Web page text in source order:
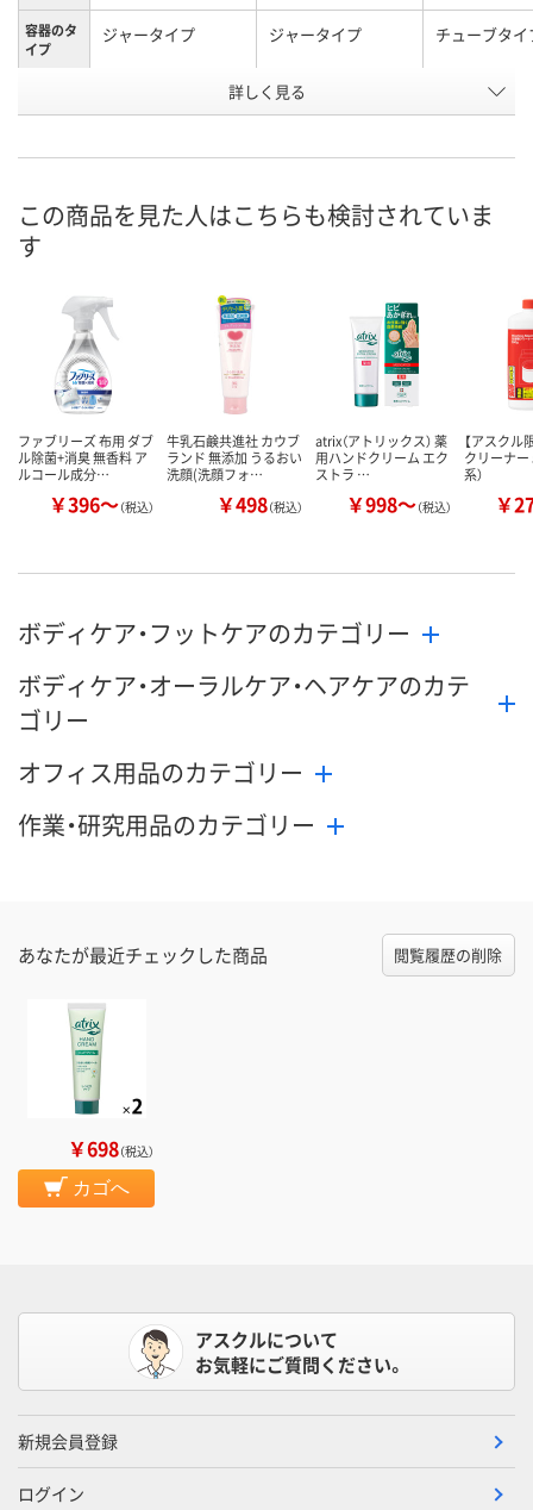
容器のタ
イプ
ジャータイプ ジャータイプ チューブタイ
ビューティーチャー
ジ
チューブタ
お申込番
在庫 あり あり あり
数量
カゴへ カ
詳しく見る
この商品を見た人はこちらも検討されていま
す
ファブリーズ 布用 ダブ
ル除菌+消臭 無香料 ア
ルコール成分…
￥396～（税込）
牛乳石鹸共進社 カウブ
ランド 無添加 うるおい
洗顔(洗顔フォ…
￥498（税込）
atrix（アトリックス） 薬
用ハンドクリーム エク
ストラ …
￥998～（税込）
【アスクル
クリーナー
系）
￥
ボディケア・フットケアのカテゴリー
ボディケア・オーラルケア・ヘアケアのカテ
ゴリー
オフィス用品のカテゴリー
作業・研究用品のカテゴリー
あなたが最近チェックした商品 閲覧履歴の削除
￥698（税込）
カゴへ
アスクルについて
お気軽にご質問ください。
新規会員登録
ログイン